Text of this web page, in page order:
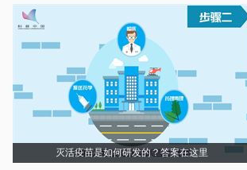
灭活疫苗是如何研发的？答案在这里